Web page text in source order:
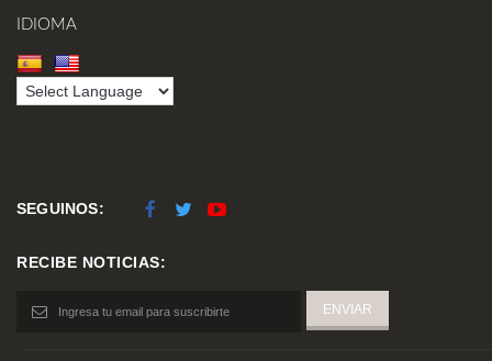
IDIOMA
SEGUINOS:
RECIBE NOTICIAS: